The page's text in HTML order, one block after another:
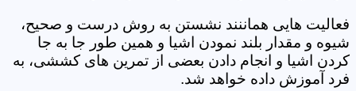
فعالیت هایی هماننند نشستن به روش درست و صحیح،
شیوه و مقدار بلند نمودن اشیا و همین طور جا به جا
کردن اشیا و انجام دادن بعضی از تمرین های کششی، به
فرد آموزش داده خواهد شد.